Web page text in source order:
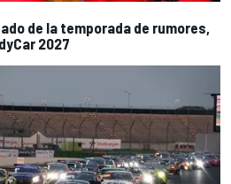
de la temporada de rumores,
2027